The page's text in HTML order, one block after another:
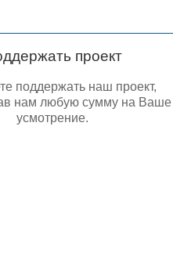
проект
поддержать наш проект,
нам любую сумму на Ваше
усмотрение.